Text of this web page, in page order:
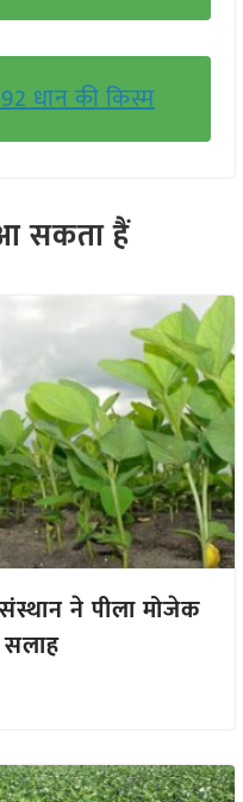
धान की किस्म
सकता हैं
ने पीला मोजेक
सलाह